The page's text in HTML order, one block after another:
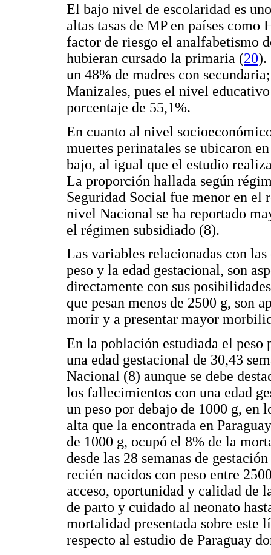
El bajo nivel de escolaridad es
altas tasas de MP en países
factor de riesgo el analfabetismo
hubieran cursado la primaria (20).
un 48% de madres con
Manizales, pues el nivel
porcentaje de 55,1%.
En cuanto al nivel
muertes perinatales se ubicaron
bajo, al igual que el estudio
La proporción hallada según
Seguridad Social fue menor en el
nivel Nacional se ha reportado
el régimen subsidiado (8).
Las variables relacionadas con
peso y la edad gestacional, son
directamente con sus
que pesan menos de 2500 g, son
morir y a presentar mayor
En la población estudiada el
una edad gestacional de 30,43
Nacional (8) aunque se debe
los fallecimientos con una edad
un peso por debajo de 1000 g, en
alta que la encontrada en
de 1000 g, ocupó el 8% de la
desde las 28 semanas de
recién nacidos con peso entre
acceso, oportunidad y calidad de
de parto y cuidado al neonato
mortalidad presentada sobre este
respecto al estudio de Paraguay